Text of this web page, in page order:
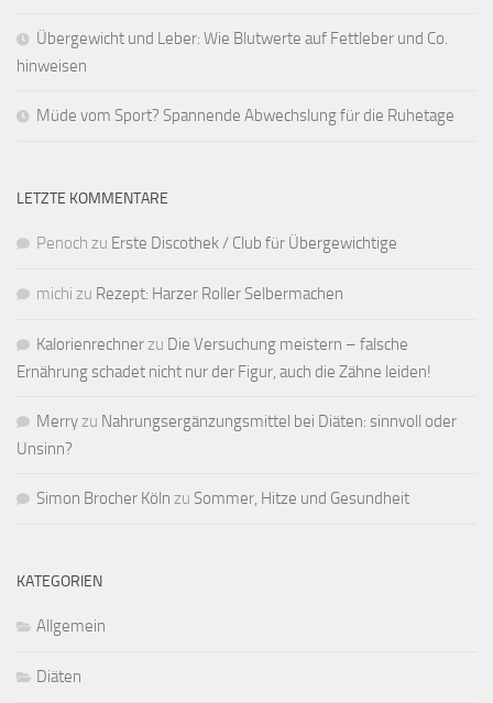
Übergewicht und Leber: Wie Blutwerte auf Fettleber und Co.
hinweisen
Müde vom Sport? Spannende Abwechslung für die Ruhetage
LETZTE KOMMENTARE
Penoch zu Erste Discothek / Club für Übergewichtige
michi zu Rezept: Harzer Roller Selbermachen
Kalorienrechnerzu Die Versuchung meistern – falsche
Ernährung schadet nicht nur der Figur, auch die Zähne leiden!
Merryzu Nahrungsergänzungsmittel bei Diäten: sinnvoll oder
Unsinn?
Simon Brocher Köln zu Sommer, Hitze und Gesundheit
KATEGORIEN
Allgemein
Diäten